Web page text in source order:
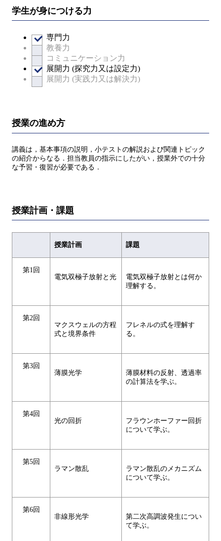
学生が身につける力
専門力
教養力
コミュニケーション力
展開力 (探究力又は設定力)
展開力 (実践力又は解決力)
授業の進め方
講義は，基本事項の説明，小テストの解説および関連トピック
の紹介からなる．担当教員の指示にしたがい，授業外での十分
な予習・復習が必要である．
授業計画・課題
授業計画 課題
第1回
電気双極子放射と光
電気双極子放射とは何か
理解する。
第2回
マクスウェルの方程
式と境界条件
フレネルの式を理解す
る。
第3回
薄膜光学
薄膜材料の反射、透過率
の計算法を学ぶ。
第4回
光の回折
フラウンホーファー回折
について学ぶ。
第5回
ラマン散乱
ラマン散乱のメカニズム
について学ぶ。
第6回
非線形光学
第二次高調波発生につい
て学ぶ。